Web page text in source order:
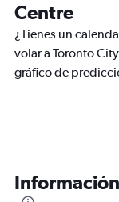
Centre
¿Tienes un
volar a Toronto
gráfico de